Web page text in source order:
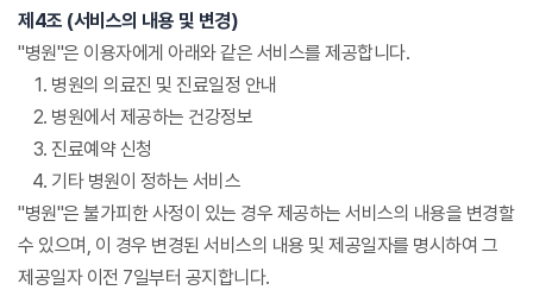
제4조 (서비스의 내용 및 변경)
"병원"은 이용자에게 아래와 같은 서비스를 제공합니다.
병원의 의료진 및 진료일정 안내
병원에서 제공하는 건강정보
진료예약 신청
기타 병원이 정하는 서비스
"병원"은 불가피한 사정이 있는 경우 제공하는 서비스의 내용을 변경할
수 있으며, 이 경우 변경된 서비스의 내용 및 제공일자를 명시하여 그
제공일자 이전 7일부터 공지합니다.